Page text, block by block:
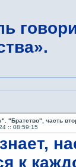
"Братство", часть
:: 08:59:15
к